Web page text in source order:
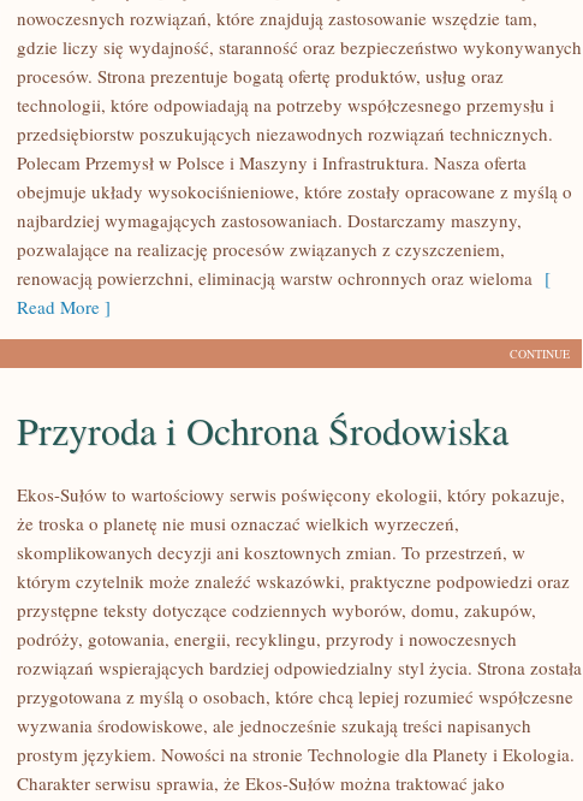
BEZPIECZEŃSTWO
NORMY
nowoczesnych rozwiązań, które znajdują zastosowanie wszędzie tam,
gdzie liczy się wydajność, staranność oraz bezpieczeństwo wykonywanych
procesów. Strona prezentuje bogatą ofertę produktów, usług oraz
technologii, które odpowiadają na potrzeby współczesnego przemysłu i
przedsiębiorstw poszukujących niezawodnych rozwiązań technicznych.
Polecam Przemysł w Polsce i Maszyny i Infrastruktura. Nasza oferta
obejmuje układy wysokociśnieniowe, które zostały opracowane z myślą o
najbardziej wymagających zastosowaniach. Dostarczamy maszyny,
pozwalające na realizację procesów związanych z czyszczeniem,
renowacją powierzchni, eliminacją warstw ochronnych oraz wieloma [
Read More ]
CONTINUE
PRZYRODA
OCHRONA
ŚRODOWISKA
Przyroda i Ochrona Środowiska
Ekos-Sułów to wartościowy serwis poświęcony ekologii, który pokazuje,
że troska o planetę nie musi oznaczać wielkich wyrzeczeń,
skomplikowanych decyzji ani kosztownych zmian. To przestrzeń, w
którym czytelnik może znaleźć wskazówki, praktyczne podpowiedzi oraz
przystępne teksty dotyczące codziennych wyborów, domu, zakupów,
podróży, gotowania, energii, recyklingu, przyrody i nowoczesnych
rozwiązań wspierających bardziej odpowiedzialny styl życia. Strona została
przygotowana z myślą o osobach, które chcą lepiej rozumieć współczesne
wyzwania środowiskowe, ale jednocześnie szukają treści napisanych
prostym językiem. Nowości na stronie Technologie dla Planety i Ekologia.
Charakter serwisu sprawia, że Ekos-Sułów można traktować jako